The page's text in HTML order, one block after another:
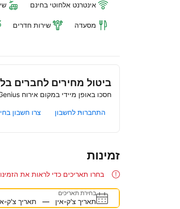
אינטרנט אלחוטי בחינם
מסעדה שירות חדרים
ביטול מחירים לחברים
חסכו באופן מיידי במקום אירוח Genius זה - פשוט התחברו או הצטרפו בחינם
התחברות לחשבון צרו חשבון
זמינות
בחרו תאריכים כדי לראות את
בחירת תאריכים
תאריך צ'ק-אין — תאריך צ'ק-